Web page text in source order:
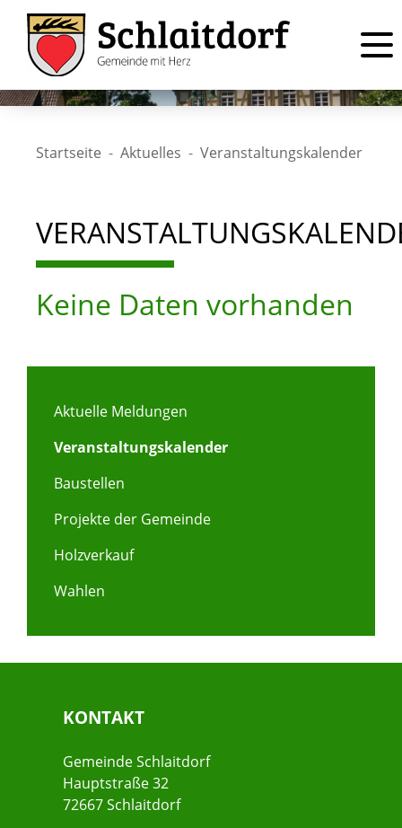
Startseite Aktuelles Veranstaltungskalender
Keine Daten vorhanden
Aktuelle Meldungen
Veranstaltungskalender
Baustellen
Projekte der Gemeinde
Holzverkauf
Wahlen
KONTAKT
Gemeinde Schlaitdorf
Hauptstraße 32
72667 Schlaitdorf